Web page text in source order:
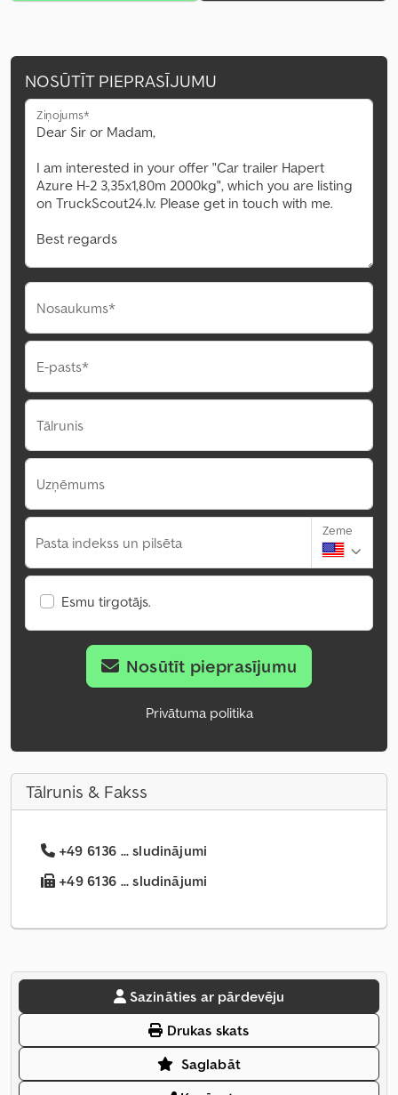
NOSŪTĪT PIEPRASĪJUMU
Ziņojums*
Nosaukums*
E-pasts*
Tālrunis
Uzņēmums
Pasta indekss un pilsēta
Zeme
Esmu tirgotājs.
Nosūtīt pieprasījumu
Privātuma politika
Tālrunis & Fakss
+49 6136 ... sludinājumi
+49 6136 ... sludinājumi
Sazināties ar pārdevēju
Drukas skats
Saglabāt